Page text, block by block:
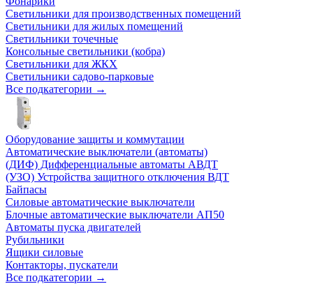
Светильники для производственных помещений
Светильники для жилых помещений
Светильники точечные
Консольные светильники (кобра)
Светильники для ЖКХ
Светильники садово-парковые
Все подкатегории →
Оборудование защиты и коммутации
Автоматические выключатели (автоматы)
(ДИФ) Дифференциальные автоматы АВДТ
(УЗО) Устройства защитного отключения ВДТ
Байпасы
Силовые автоматические выключатели
Блочные автоматические выключатели АП50
Автоматы пуска двигателей
Рубильники
Ящики силовые
Контакторы, пускатели
Все подкатегории →